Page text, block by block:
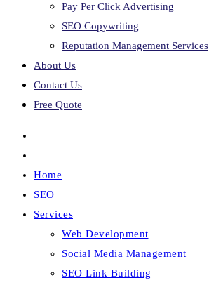
Pay Per Click Advertising
SEO Copywriting
Reputation Management Services
About Us
Contact Us
Free Quote
Home
SEO
Services
Web Development
Social Media Management
SEO Link Building